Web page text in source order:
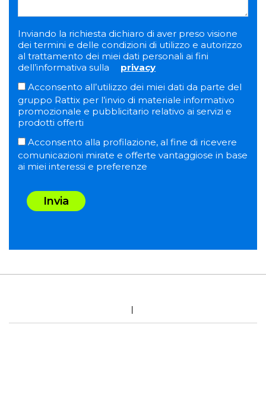
Inviando la richiesta dichiaro di aver preso visione
dei termini e delle condizioni di utilizzo e autorizzo
al trattamento dei miei dati personali ai fini
dell’informativa sulla
privacy
Acconsento all’utilizzo dei miei dati da parte del
gruppo Rattix per l’invio di materiale informativo
promozionale e pubblicitario relativo ai servizi e
prodotti offerti
Acconsento alla profilazione, al fine di ricevere
comunicazioni mirate e offerte vantaggiose in base
ai miei interessi e preferenze
Invia